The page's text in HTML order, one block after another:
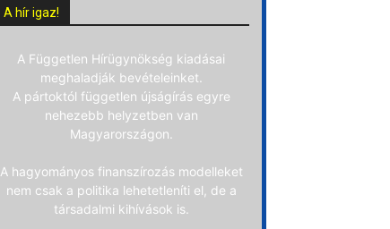
A hír igaz!
A Független Hírügynökség kiadásai
meghaladják bevételeinket.
A pártoktól független újságírás egyre
nehezebb helyzetben van
Magyarországon.
A hagyományos finanszírozás modelleket
nem csak a politika lehetetleníti el, de a
társadalmi kihívások is.